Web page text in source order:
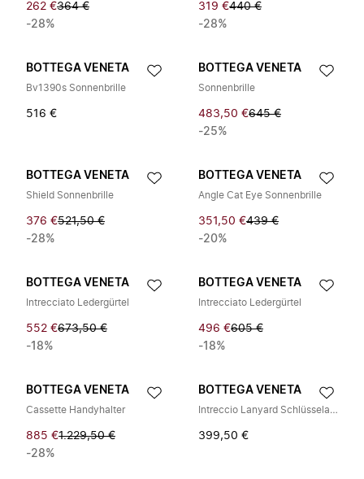
262 €364 €
-28%
319 €440 €
-28%
BOTTEGA VENETA
Bv1390s Sonnenbrille
516 €
BOTTEGA VENETA
Sonnenbrille
483,50 €645 €
-25%
BOTTEGA VENETA
Shield Sonnenbrille
376 €521,50 €
-28%
BOTTEGA VENETA
Angle Cat Eye Sonnenbrille
351,50 €439 €
-20%
BOTTEGA VENETA
Intrecciato Ledergürtel
552 €673,50 €
-18%
BOTTEGA VENETA
Intrecciato Ledergürtel
496 €605 €
-18%
BOTTEGA VENETA
Cassette Handyhalter
885 €1.229,50 €
-28%
BOTTEGA VENETA
Intreccio Lanyard Schlüsselanhänger
399,50 €